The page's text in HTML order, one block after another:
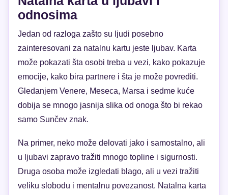
odnosima
Jedan od razloga zašto su ljudi posebno
zainteresovani za natalnu kartu jeste ljubav. Karta
može pokazati šta osobi treba u vezi, kako pokazuje
emocije, kako bira partnere i šta je može povrediti.
Gledanjem Venere, Meseca, Marsa i sedme kuće
dobija se mnogo jasnija slika od onoga što bi rekao
samo Sunčev znak.
Na primer, neko može delovati jako i samostalno, ali
u ljubavi zapravo tražiti mnogo topline i sigurnosti.
Druga osoba može izgledati blago, ali u vezi tražiti
veliku slobodu i mentalnu povezanost. Natalna karta